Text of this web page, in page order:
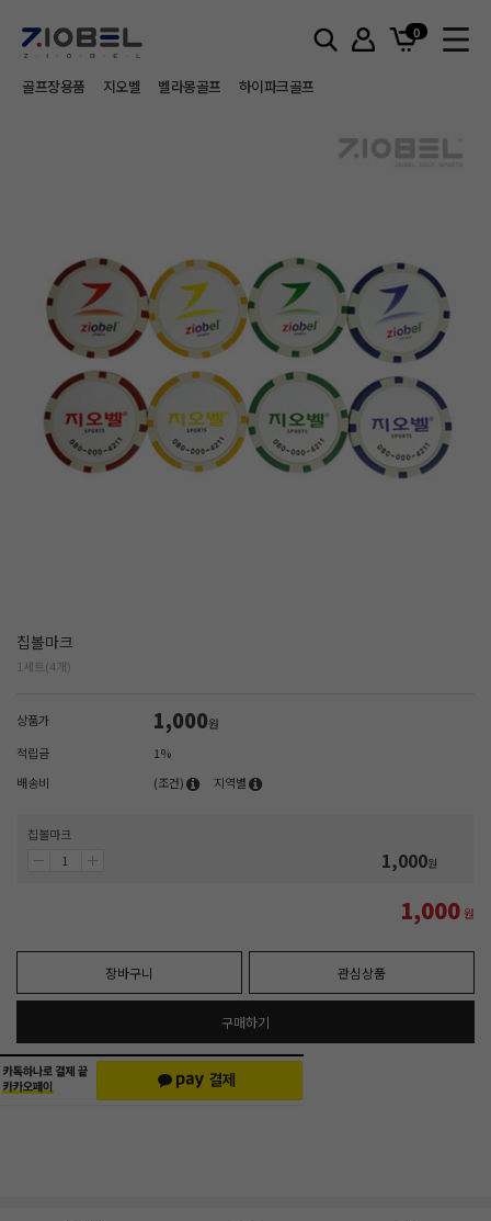
0
골프장용품 지오벨 벨라몽골프 하이파크골프
칩볼마크
1세트(4개)
상품가 1,000원
적립금
1%
배송비
(조건) 지역별
칩볼마크
1,000원
1,000원
장바구니 관심상품
구매하기